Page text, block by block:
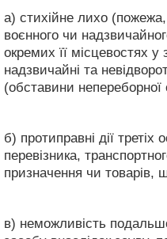
а) стихійне лихо
воєнного чи
окремих її місцевостях у
надзвичайні та
(обставини
б) протиправні дії третіх
перевізника,
призначення чи товарів,
в) неможливість